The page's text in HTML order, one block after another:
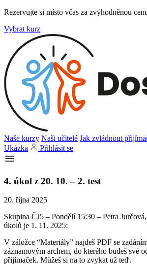
Rezervujte si místo včas za zvýhodněnou
Vybrat kurz
Naše kurzy Naši učitelé Jak zvládnout
Ukázka
Přihlásit se
4. úkol z 20. 10. – 2. test
20. října 2025
Skupina ČJ5 – Pondělí 15:30 – Petra
úkolů je 1. 11. 2025:
V záložce “Materiály” najdeš PDF se
záznamovým archem, do kterého budeš své
přijímaček. Můžeš si na to zvykat už teď.